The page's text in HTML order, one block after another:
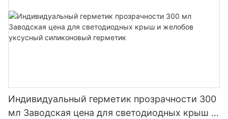
Индивидуальный герметик прозрачности 300
мл Заводская цена для светодиодных крыш и